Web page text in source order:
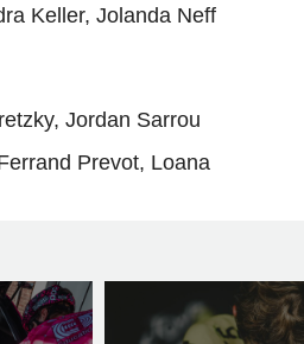
Keller, Jolanda Neff
Jordan Sarrou
Prevot, Loana